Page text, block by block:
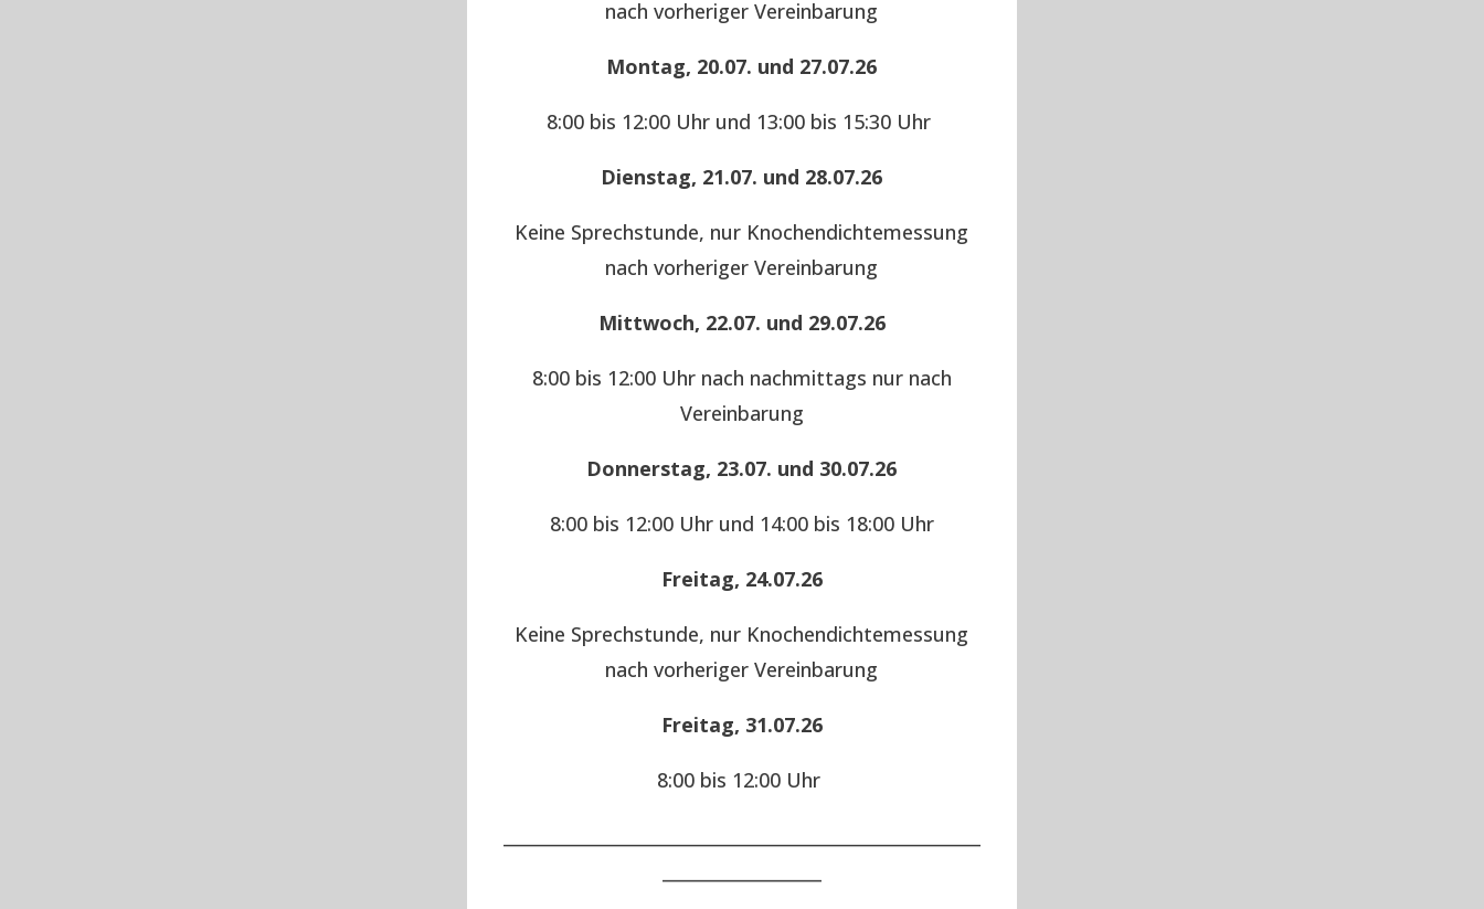
nach vorheriger Vereinbarung
Montag, 20.07. und 27.07.26
8:00 bis 12:00 Uhr und 13:00 bis 15:30 Uhr
Dienstag, 21.07. und 28.07.26
Keine Sprechstunde, nur Knochendichtemessung
nach vorheriger Vereinbarung
Mittwoch, 22.07. und 29.07.26
8:00 bis 12:00 Uhr nach nachmittags nur nach
Vereinbarung
Donnerstag, 23.07. und 30.07.26
8:00 bis 12:00 Uhr und 14:00 bis 18:00 Uhr
Freitag, 24.07.26
Keine Sprechstunde, nur Knochendichtemessung
nach vorheriger Vereinbarung
Freitag, 31.07.26
8:00 bis 12:00 Uhr